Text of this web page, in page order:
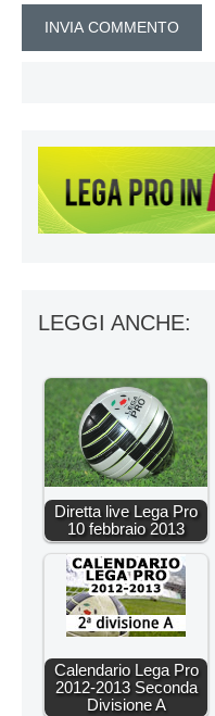
LEGGI ANCHE:
Diretta live Lega Pro
10 febbraio 2013
Calendario Lega Pro
2012-2013 Seconda
Divisione A